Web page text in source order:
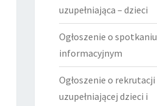
uzupełniająca – dzieci
Ogłoszenie o spotkaniu
informacyjnym
Ogłoszenie o rekrutacji
uzupełniającej dzieci i